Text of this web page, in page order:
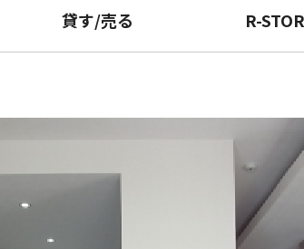
貸す/売る R-